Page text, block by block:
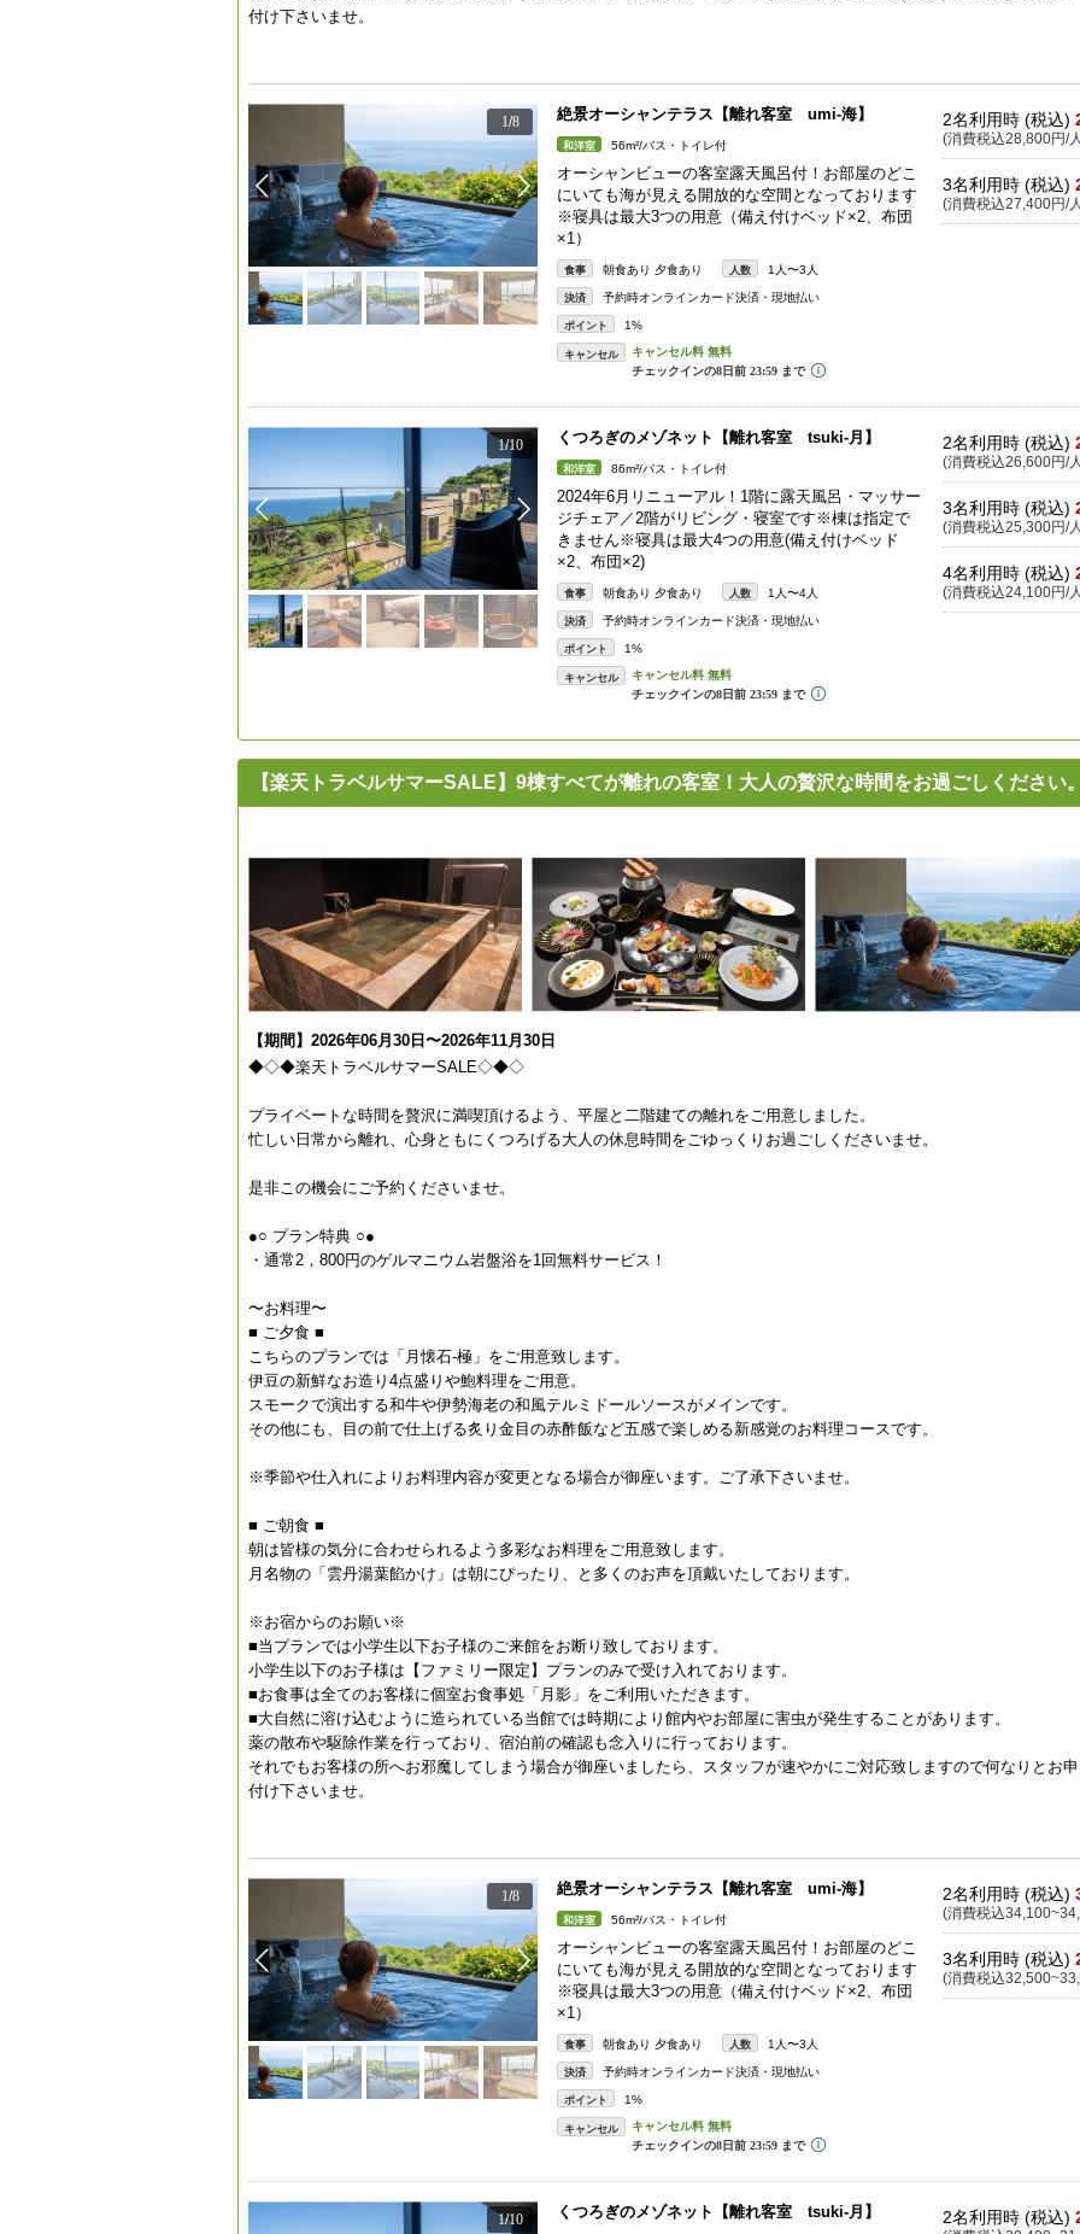
付け下さいませ。
1/8 絶景オーシャンテラス【離れ客室 umi-海】
和洋室 56m²/バス・トイレ付
オーシャンビューの客室露天風呂付！お部屋のどこ
にいても海が見える開放的な空間となっております
※寝具は最大3つの用意（備え付けベッド×2、布団
×1）
食事 朝食あり 夕食あり 人数 1人〜3人
決済 予約時オンラインカード決済・現地払い
ポイント 1%
キャンセル
2名利用時 (税込)
(消費税込28,800円/
3名利用時 (税込)
(消費税込27,400円/
1/10 くつろぎのメゾネット【離れ客室 tsuki-月】
和洋室 86m²/バス・トイレ付
2024年6月リニューアル！1階に露天風呂・マッサー
ジチェア／2階がリビング・寝室です※棟は指定で
きません※寝具は最大4つの用意(備え付けベッド
×2、布団×2)
食事 朝食あり 夕食あり 人数 1人〜4人
決済 予約時オンラインカード決済・現地払い
ポイント 1%
キャンセル
2名利用時 (税込)
(消費税込26,600円/
3名利用時 (税込)
(消費税込25,300円/
4名利用時 (税込)
(消費税込24,100円/
【楽天トラベルサマーSALE】9棟すべてが離れの客室！大人の贅沢な時間をお過ごしください。
【期間】2026年06月30日〜2026年11月30日
◆◇◆楽天トラベルサマーSALE◇◆◇
プライベートな時間を贅沢に満喫頂けるよう、平屋と二階建ての離れをご用意しました。
忙しい日常から離れ、心身ともにくつろげる大人の休息時間をごゆっくりお過ごしくださいませ。
是非この機会にご予約くださいませ。
●○ プラン特典 ○●
・通常2，800円のゲルマニウム岩盤浴を1回無料サービス！
〜お料理〜
■ ご夕食 ■
こちらのプランでは「月懐石-極」をご用意致します。
伊豆の新鮮なお造り4点盛りや鮑料理をご用意。
スモークで演出する和牛や伊勢海老の和風テルミドールソースがメインです。
その他にも、目の前で仕上げる炙り金目の赤酢飯など五感で楽しめる新感覚のお料理コースです。
※季節や仕入れによりお料理内容が変更となる場合が御座います。ご了承下さいませ。
■ ご朝食 ■
朝は皆様の気分に合わせられるよう多彩なお料理をご用意致します。
月名物の「雲丹湯葉餡かけ」は朝にぴったり、と多くのお声を頂戴いたしております。
※お宿からのお願い※
■当プランでは小学生以下お子様のご来館をお断り致しております。
小学生以下のお子様は【ファミリー限定】プランのみで受け入れております。
■お食事は全てのお客様に個室お食事処「月影」をご利用いただきます。
■大自然に溶け込むように造られている当館では時期により館内やお部屋に害虫が発生することがあります。
薬の散布や駆除作業を行っており、宿泊前の確認も念入りに行っております。
それでもお客様の所へお邪魔してしまう場合が御座いましたら、スタッフが速やかにご対応致しますので何なりとお申
付け下さいませ。
1/8 絶景オーシャンテラス【離れ客室 umi-海】
和洋室 56m²/バス・トイレ付
オーシャンビューの客室露天風呂付！お部屋のどこ
にいても海が見える開放的な空間となっております
※寝具は最大3つの用意（備え付けベッド×2、布団
×1）
食事 朝食あり 夕食あり 人数 1人〜3人
決済 予約時オンラインカード決済・現地払い
ポイント 1%
キャンセル
2名利用時 (税込)
(消費税込
3名利用時 (税込)
(消費税込
1/10 くつろぎのメゾネット【離れ客室 tsuki-月】 2名利用時 (税込)